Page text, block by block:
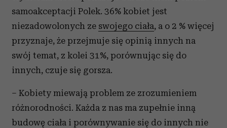
samoakceptacji Polek. 36% kobiet jest
niezadowolonych ze swojego ciała, a o 2 % więcej
przyznaje, że przejmuje się opinią innych na
swój temat, z kolei 31%, porównując się do
innych, czuje się gorsza.
– Kobiety miewają problem ze zrozumieniem
różnorodności. Każda z nas ma zupełnie inną
budowę ciała i porównywanie się do innych nie